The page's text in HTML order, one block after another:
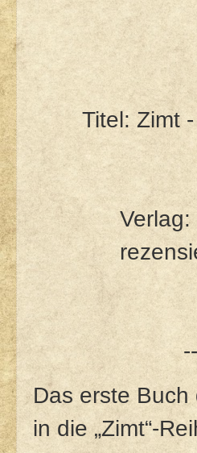
Titel: Zimt
Das erste
in die „Zimt“-